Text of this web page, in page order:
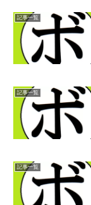
記事一覧
記事一覧
記事一覧